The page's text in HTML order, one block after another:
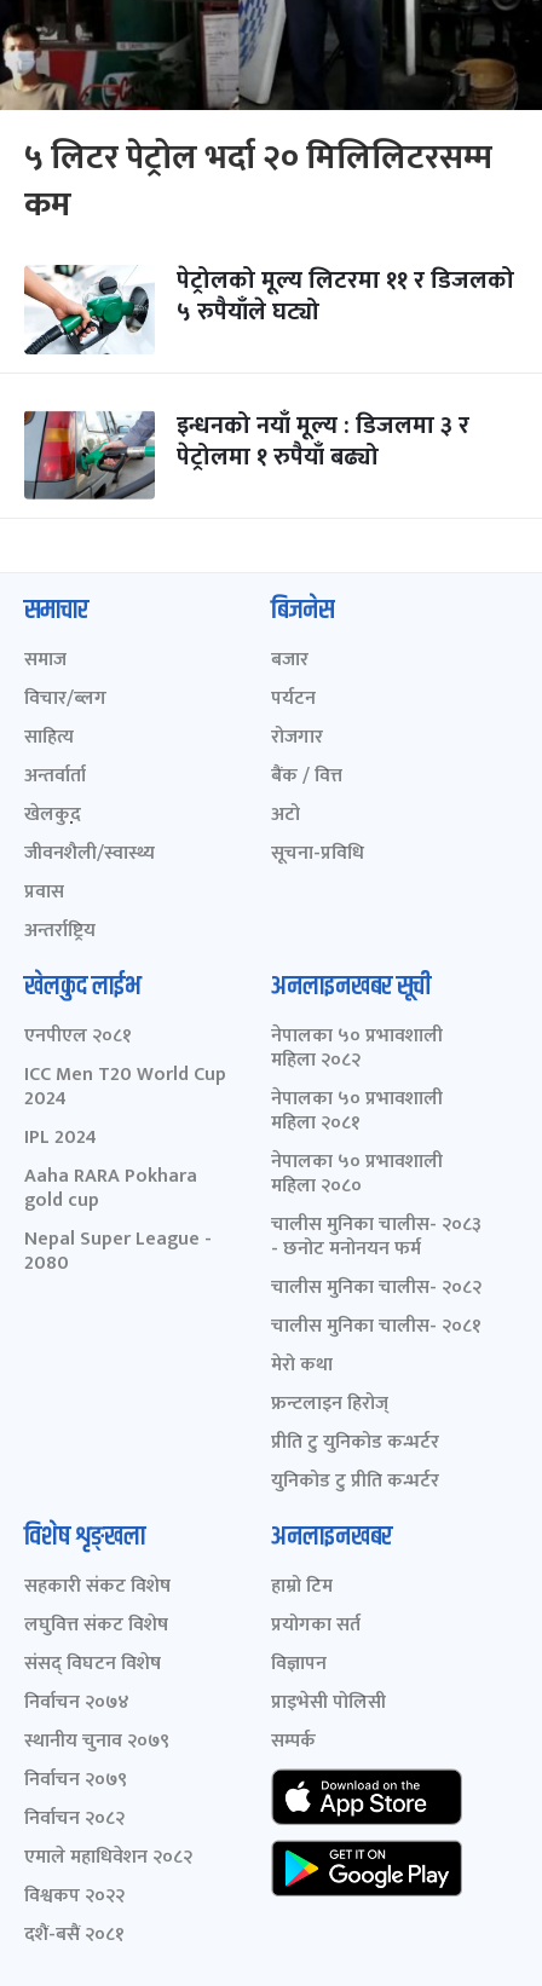
५ लिटर पेट्रोल भर्दा २० मिलिलिटरसम्म
कम
पेट्रोलको मूल्य लिटरमा ११ र डिजलको
५ रुपैयाँले घट्यो
इन्धनको नयाँ मूल्य : डिजलमा ३ र
पेट्रोलमा १ रुपैयाँ बढ्यो
समाचार
समाज
विचार/ब्लग
साहित्य
अन्तर्वार्ता
खेलकुद़़
जीवनशैली/स्वास्थ्य
प्रवास
अन्तर्राष्ट्रिय
बिजनेस
बजार
पर्यटन
रोजगार
बैंक / वित्त
अटो
सूचना-प्रविधि
खेलकुद लाईभ
एनपीएल २०८१
ICC Men T20 World Cup
2024
IPL 2024
Aaha RARA Pokhara
gold cup
Nepal Super League -
2080
अनलाइनखबर सूची
नेपालका ५० प्रभावशाली
महिला २०८२
नेपालका ५० प्रभावशाली
महिला २०८१
नेपालका ५० प्रभावशाली
महिला २०८०
चालीस मुनिका चालीस- २०८३
- छनोट मनोनयन फर्म
चालीस मुनिका चालीस- २०८२
चालीस मुनिका चालीस- २०८१
मेरो कथा
फ्रन्टलाइन हिरोज्
प्रीति टु युनिकोड कन्भर्टर
युनिकोड टु प्रीति कन्भर्टर
विशेष शृङ्खला
सहकारी संकट विशेष
लघुवित्त संकट विशेष
संसद् विघटन विशेष
निर्वाचन २०७४
स्थानीय चुनाव २०७९
निर्वाचन २०७९
निर्वाचन २०८२
एमाले महाधिवेशन २०८२
विश्वकप २०२२
दशैं-बसैं २०८१
अनलाइनखबर
हाम्रो टिम
प्रयोगका सर्त
विज्ञापन
प्राइभेसी पोलिसी
सम्पर्क